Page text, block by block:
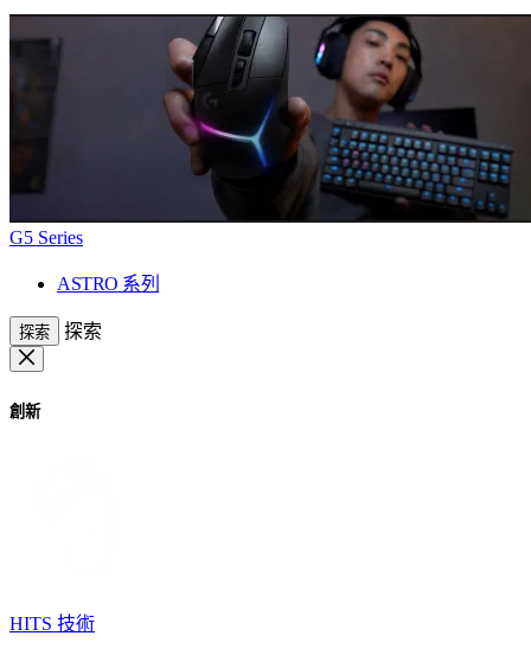
G5 Series
ASTRO 系列
探索 探索
創新
HITS 技術